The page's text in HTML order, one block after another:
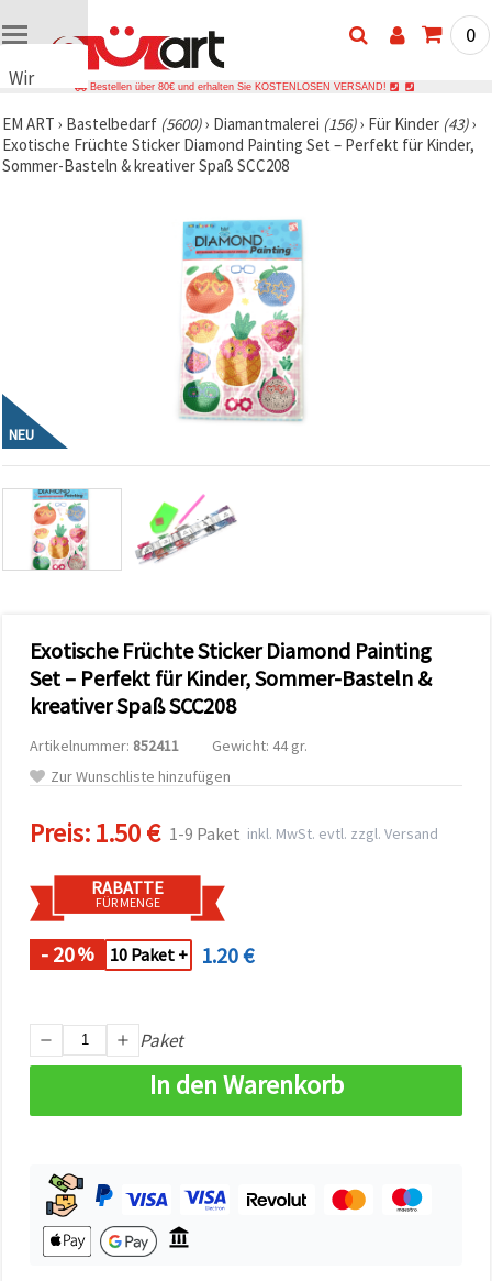
Wir
Cookies
🍪 Wir
verwenden
verbessern
und, mit
Ihrer
Datenverkehr
analysieren
sowie
relevantere
Unterstützung
Partner für
Analyse
Marketing.
ablehnen
den
Einstellungen
individuell
festlegen.
Einwilligung
ändern
widerrufen.
Cookie-
Alle
akzeptieren
Cookie-
0
Bestellen über 80€ und erhalten Sie KOSTENLOSEN VERSAND!
EM ART › Bastelbedarf (5600)› Diamantmalerei (156)› Für Kinder (43)›
Exotische Früchte Sticker Diamond Painting Set – Perfekt für Kinder,
Sommer-Basteln & kreativer Spaß SCC208
NEU
Exotische Früchte Sticker Diamond Painting
Set – Perfekt für Kinder, Sommer-Basteln &
kreativer Spaß SCC208
Artikelnummer: 852411
Gewicht: 44 gr.
Zur Wunschliste hinzufügen
Preis:1.50 € 1-9 Paket inkl. MwSt. evtl. zzgl. Versand
RABATTE
FÜR MENGE
- 20% 10 Paket + 1.20 €
Paket
In den Warenkorb